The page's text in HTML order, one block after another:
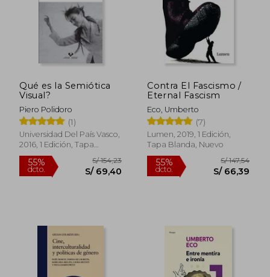
55%
dcto.
Qué es la Semiótica
Visual?
Piero Polidoro
(1)
Universidad Del País Vasco,
2016, 1 Edición, Tapa
Blanda, Nuevo
Contra El Fascismo /
Eternal Fascism
Eco, Umberto
(7)
Lumen, 2019, 1 Edición,
Tapa Blanda, Nuevo